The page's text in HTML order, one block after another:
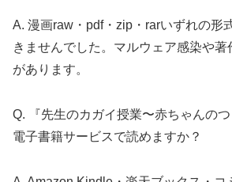
A. 漫画raw・pdf・zip・rarいずれの形
きませんでした。マルウェア感染や著
があります。
Q. 『先生のカガイ授業〜赤ちゃんの
電子書籍サービスで読めますか？